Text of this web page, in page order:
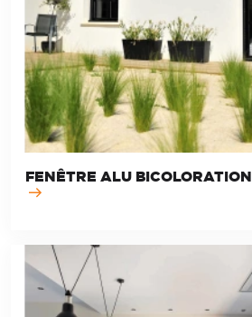
FENÊTRE ALU BICOLORATION